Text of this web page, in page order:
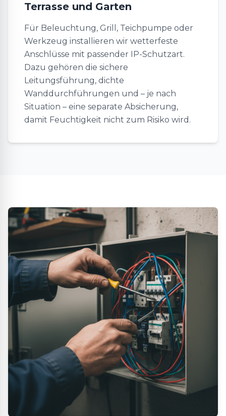
Terrasse und Garten
Für Beleuchtung, Grill, Teichpumpe oder
Werkzeug installieren wir wetterfeste
Anschlüsse mit passender IP-Schutzart.
Dazu gehören die sichere
Leitungsführung, dichte
Wanddurchführungen und – je nach
Situation – eine separate Absicherung,
damit Feuchtigkeit nicht zum Risiko wird.